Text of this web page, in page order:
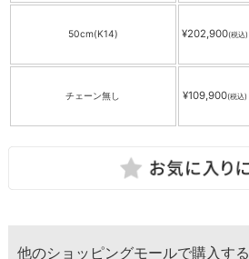
50cm(K14) ¥202,900(税込)
チェーン無し ¥109,900(税込)
他のショッピングモールで購入する